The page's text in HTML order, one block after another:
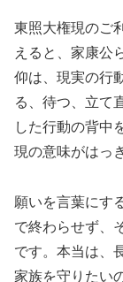
東照大権現のご
えると、家康公
仰は、現実の行
る、待つ、立て
した行動の背中
現の意味がはっ
願いを言葉にす
で終わらせず、
です。本当は、
家族を守りたい